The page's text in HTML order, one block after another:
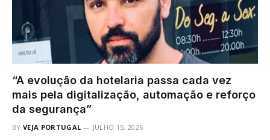
“A evolução da hotelaria passa cada vez
mais pela digitalização, automação e reforço
da segurança”
BY VEJA PORTUGAL JULHO 15, 2026